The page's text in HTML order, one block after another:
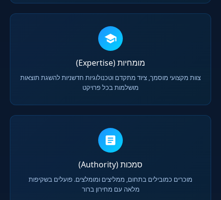
מומחיות (Expertise)
צוות מקצועי מוסמך, ציוד מתקדם וטכנולוגיות חדשניות להשגת תוצאות
מושלמות בכל פרויקט
סמכות (Authority)
מוכרים כמובילים בתחום, ממליצים ומומלצים. פועלים בשקיפות
מלאה עם מחירון ברור